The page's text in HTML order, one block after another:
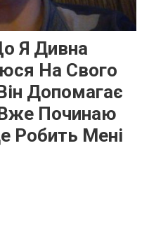
Я Дивна
На Свого
Допомагає
Починаю
Робить Мені